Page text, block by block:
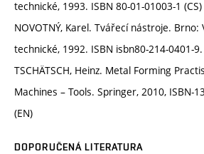
technické, 1993. ISBN 80-01-01003-1 (CS)
NOVOTNÝ, Karel. Tvářecí nástroje. Brno:
technické, 1992. ISBN isbn80-214-0401-9.
TSCHÄTSCH, Heinz. Metal Forming
Machines – Tools. Springer, 2010, ISBN-
(EN)
DOPORUČENÁ LITERATURA